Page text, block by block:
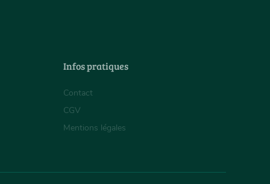
Infos pratiques
Contact
CGV
Mentions légales